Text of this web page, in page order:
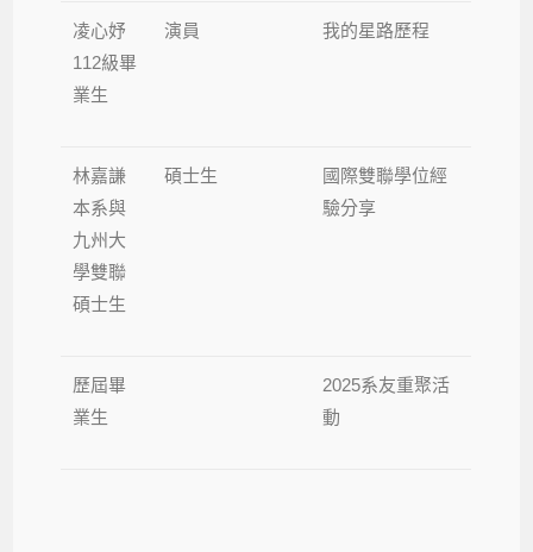
凌心妤
112級畢
業生
演員 我的星路歷程
林嘉謙
本系與
九州大
學雙聯
碩士生
碩士生
國際雙聯學位經
驗分享
歷屆畢
業生
2025系友重聚活
動